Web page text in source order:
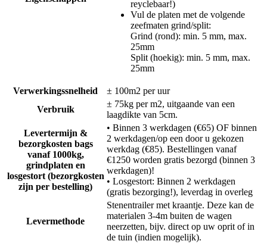
reyclebaar!)
Vul de platen met de volgende
zeefmaten grind/split:
Grind (rond): min. 5 mm, max.
25mm
Split (hoekig): min. 5 mm, max.
25mm
Verwerkingssnelheid
± 100m2 per uur
Verbruik
± 75kg per m2, uitgaande van een
laagdikte van 5cm.
Levertermijn &
bezorgkosten bags
vanaf 1000kg,
grindplaten en
losgestort (bezorgkosten
zijn per bestelling)
• Binnen 3 werkdagen (€65) OF binnen
2 werkdagen/op een door u gekozen
werkdag (€85). Bestellingen vanaf
€1250 worden gratis bezorgd (binnen 3
werkdagen)!
• Losgestort: Binnen 2 werkdagen
(gratis bezorging!), leverdag in overleg
Levermethode
Stenentrailer met kraantje. Deze kan de
materialen 3-4m buiten de wagen
neerzetten, bijv. direct op uw oprit of in
de tuin (indien mogelijk).